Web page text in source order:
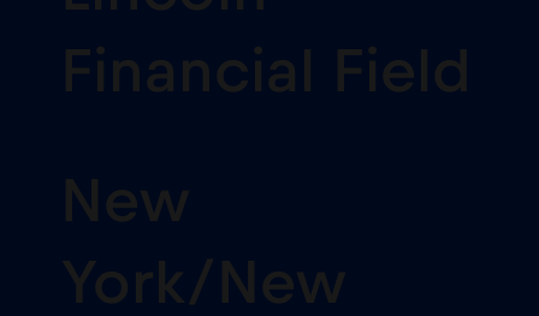
Financial Field
New
York/New